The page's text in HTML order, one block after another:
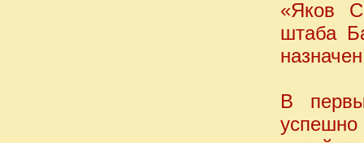
«Яков
штаба
В